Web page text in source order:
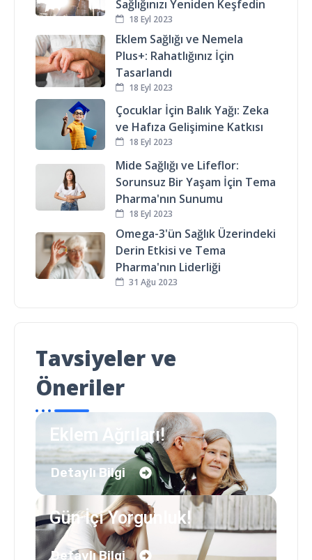
Sağlığınızı Yeniden Keşfedin
18 Eyl 2023
Eklem Sağlığı ve Nemela
Plus+: Rahatlığınız İçin
Tasarlandı
18 Eyl 2023
Çocuklar İçin Balık Yağı: Zeka
ve Hafıza Gelişimine Katkısı
18 Eyl 2023
Mide Sağlığı ve Lifeflor:
Sorunsuz Bir Yaşam İçin Tema
Pharma'nın Sunumu
18 Eyl 2023
Omega-3'ün Sağlık Üzerindeki
Derin Etkisi ve Tema
Pharma'nın Liderliği
31 Ağu 2023
Tavsiyeler ve
Öneriler
Eklem Ağrıları!
Detaylı Bilgi
Gün İçi Yorgunluk!
Detaylı Bilgi